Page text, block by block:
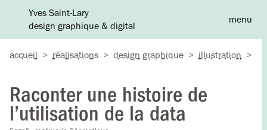
Yves Saint-Lary
design graphique & digital
menu
accueil > réalisations > design graphique > illustration >
Raconter une histoire de
l’utilisation de la data